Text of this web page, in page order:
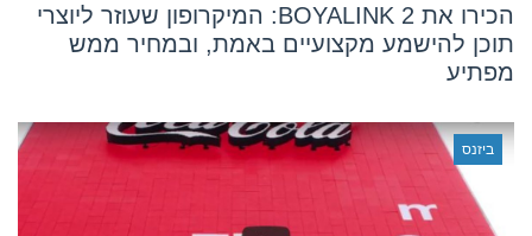
הכירו את BOYALINK 2: המיקרופון שעוזר ליוצרי
תוכן להישמע מקצועיים באמת, ובמחיר ממש
מפתיע
ביזנס